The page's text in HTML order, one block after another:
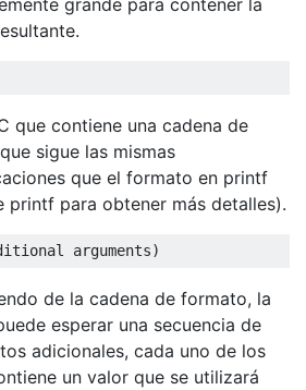
que contiene una cadena de
sigue las mismas
que el formato en printf
printf para obtener más detalles).
arguments)
de la cadena de formato, la
esperar una secuencia de
adicionales, cada uno de los
un valor que se utilizará